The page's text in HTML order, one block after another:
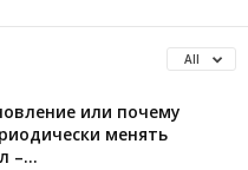
All
или почему
менять
–...